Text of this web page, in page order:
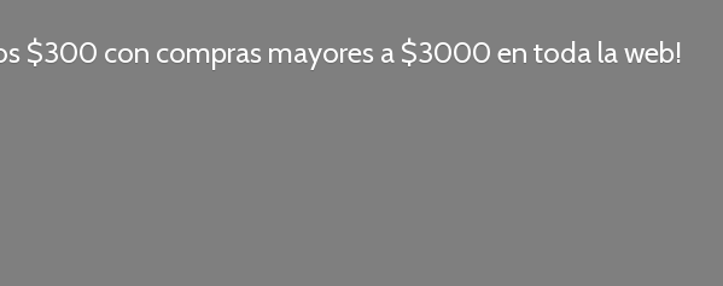
$300 con compras mayores a $3000 en toda la web!